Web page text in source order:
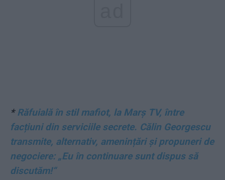
* Răfuială în stil mafiot, la Marș TV, între
facțiuni din serviciile secrete. Călin Georgescu
transmite, alternativ, amenințări și propuneri de
negociere: „Eu în continuare sunt dispus să
discutăm!“